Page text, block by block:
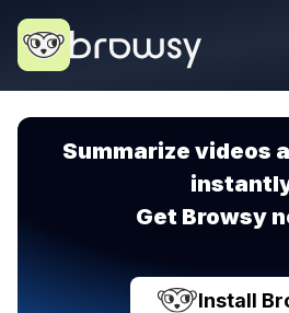
Summarize videos
Get Browsy
Install